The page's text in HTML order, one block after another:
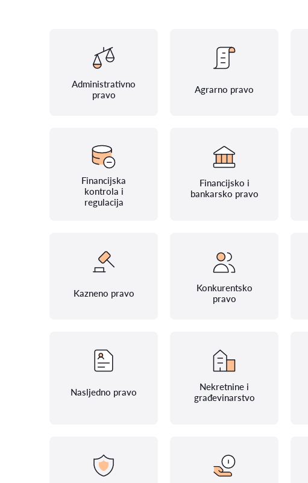
Administrativno
pravo
Agrarno pravo
Financijska
kontrola i
regulacija
Financijsko i
bankarsko pravo
Kazneno pravo
Konkurentsko
pravo
Nasljedno pravo
Nekretnine i
građevinarstvo